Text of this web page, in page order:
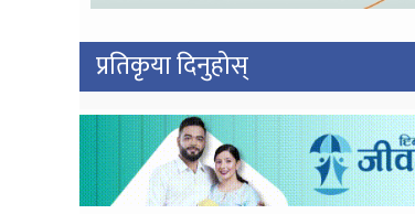
प्रतिकृया दिनुहोस्